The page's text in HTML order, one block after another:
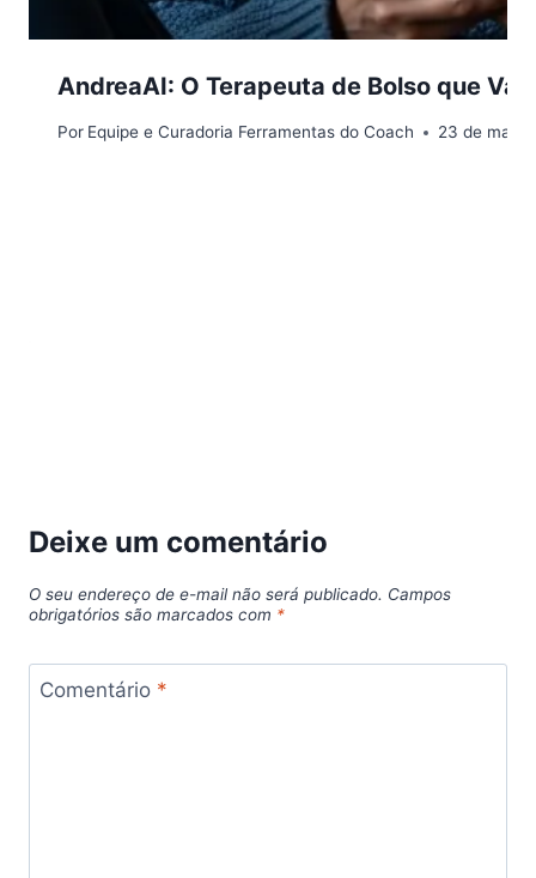
AndreaAI: O Terapeuta de Bolso que
Por Equipe e Curadoria Ferramentas do Coach 23 de
Deixe um comentário
O seu endereço de e-mail não será publicado. Campos
obrigatórios são marcados com *
Comentário *